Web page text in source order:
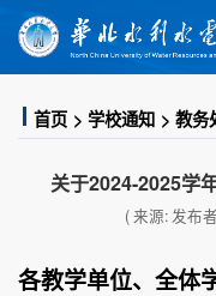
首页 学校通知 教务
关于2024-2025学
( 来源: 发布
各教学单位、全体